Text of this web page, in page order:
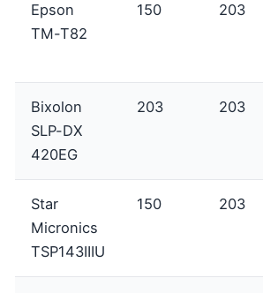
Epson
TM-T82
150 203
Bixolon
SLP-DX
420EG
203 203
Star
Micronics
TSP143IIIU
150 203